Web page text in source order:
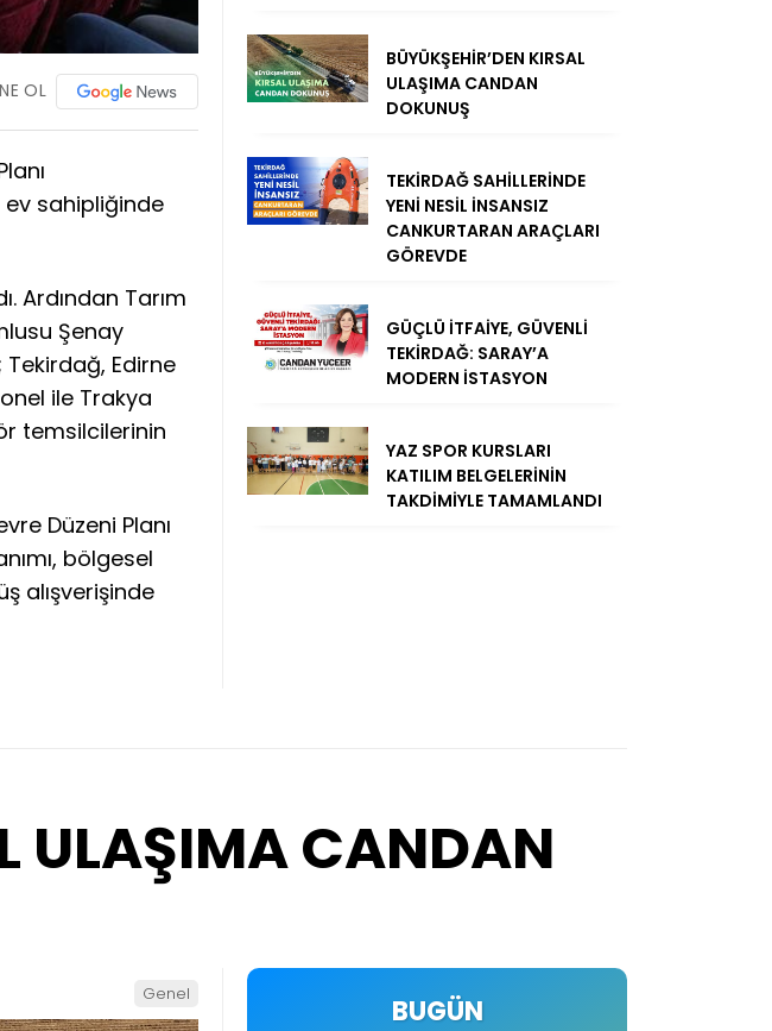
OL
ev sahipliğinde
Ardından Tarım
Şenay
Tekirdağ, Edirne
ile Trakya
temsilcilerinin
Düzeni Planı
bölgesel
alışverişinde
BÜYÜKŞEHİR’DEN KIRSAL
ULAŞIMA CANDAN
DOKUNUŞ
TEKİRDAĞ SAHİLLERİNDE
YENİ NESİL İNSANSIZ
CANKURTARAN ARAÇLARI
GÖREVDE
GÜÇLÜ İTFAİYE, GÜVENLİ
TEKİRDAĞ: SARAY’A
MODERN İSTASYON
YAZ SPOR KURSLARI
KATILIM BELGELERİNİN
TAKDİMİYLE TAMAMLANDI
ULAŞIMA CANDAN
Genel BUGÜN